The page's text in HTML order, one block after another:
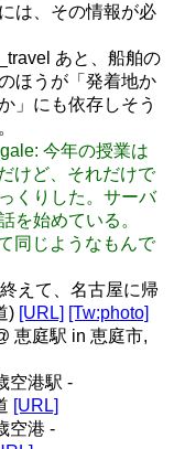
は、その情報が必
あと、船舶の
ほうが「発着地か
」にも依存しそう
今年の授業は
けど、それだけで
くりした。サーバ
を始めている。
同じようなもんで
えて、名古屋に帰
) [URL] [Tw:photo]
恵庭駅 in 恵庭市,
空港駅 -
[URL]
空港 -